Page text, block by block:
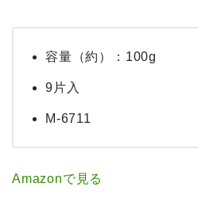
容量（約）：100g
9片入
M-6711
Amazonで見る